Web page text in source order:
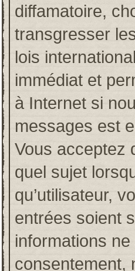
diffamatoire,
transgresser
lois
immédiat et
à Internet si
messages est
Vous acceptez
quel sujet
qu’utilisateur,
entrées soient
informations
consentement,